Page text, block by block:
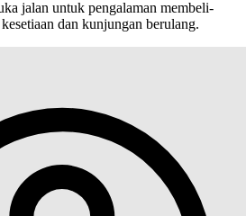
jalan untuk pengalaman membeli-
dan kunjungan berulang.